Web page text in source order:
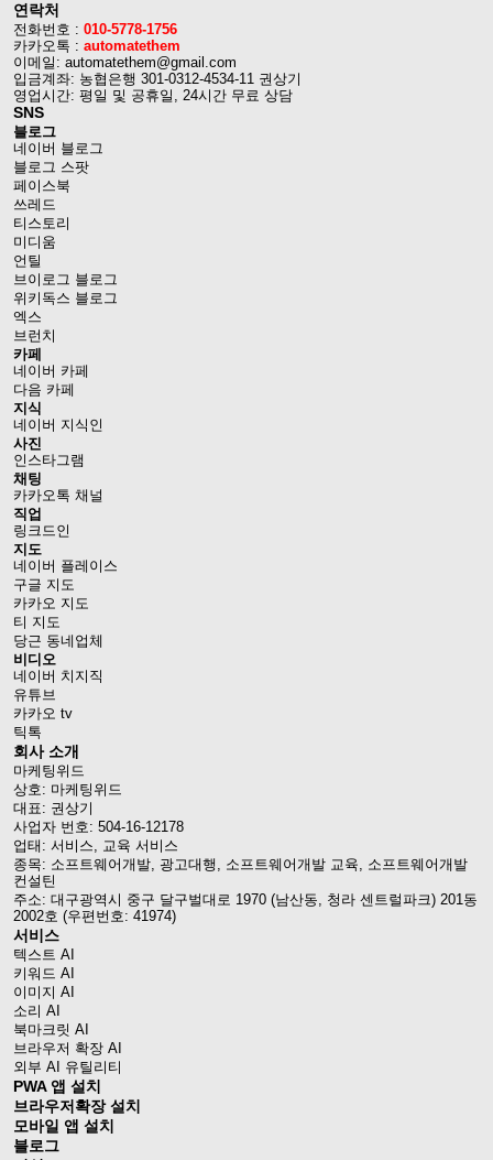
연락처
전화번호 : 010-5778-1756
카카오톡 : automatethem
이메일: automatethem@gmail.com
입금계좌: 농협은행 301-0312-4534-11 권상기
영업시간: 평일 및 공휴일, 24시간 무료 상담
SNS
블로그
네이버 블로그
블로그 스팟
페이스북
쓰레드
티스토리
미디움
언틸
브이로그 블로그
위키독스 블로그
엑스
브런치
카페
네이버 카페
다음 카페
지식
네이버 지식인
사진
인스타그램
채팅
카카오톡 채널
직업
링크드인
지도
네이버 플레이스
구글 지도
카카오 지도
티 지도
당근 동네업체
비디오
네이버 치지직
유튜브
카카오 tv
틱톡
회사 소개
마케팅위드
상호: 마케팅위드
대표: 권상기
사업자 번호: 504-16-12178
업태: 서비스, 교육 서비스
종목: 소프트웨어개발, 광고대행, 소프트웨어개발 교육, 소프트웨어개발
컨설틴
주소: 대구광역시 중구 달구벌대로 1970 (남산동, 청라 센트럴파크) 201동
2002호 (우편번호: 41974)
서비스
텍스트 AI
키워드 AI
이미지 AI
소리 AI
북마크릿 AI
브라우저 확장 AI
외부 AI 유틸리티
PWA 앱 설치
브라우저확장 설치
모바일 앱 설치
블로그